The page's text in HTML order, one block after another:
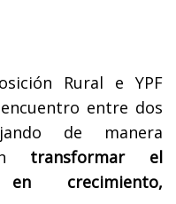
Rural e YPF
entre dos
de manera
transformar el
crecimiento,